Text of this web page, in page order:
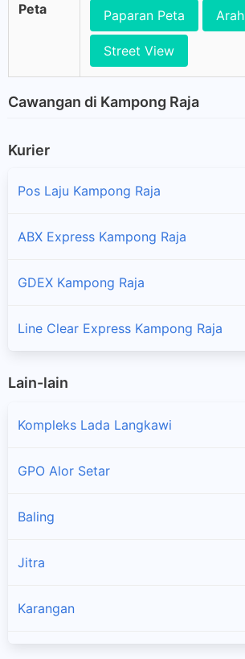
Peta Paparan Peta Arah
Street View
Cawangan di Kampong Raja
Kurier
Pos Laju Kampong Raja
ABX Express Kampong Raja
GDEX Kampong Raja
Line Clear Express Kampong Raja
Lain-lain
Kompleks Lada Langkawi
GPO Alor Setar
Baling
Jitra
Karangan